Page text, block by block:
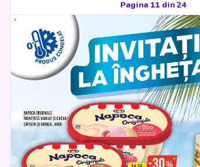
Pagina 11 din 24